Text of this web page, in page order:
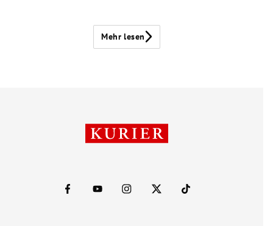
Mehr lesen